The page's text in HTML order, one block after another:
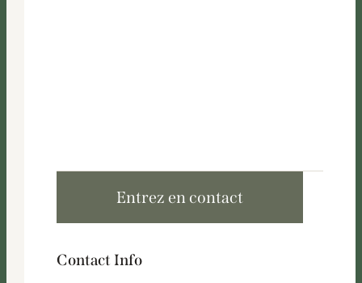
Contact Info